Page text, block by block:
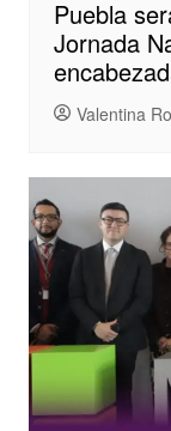
Puebla
Jornada
Valentina